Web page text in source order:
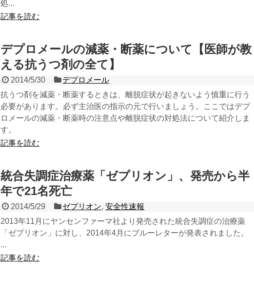
処...
記事を読む
デプロメールの減薬・断薬について【医師が教
える抗うつ剤の全て】
2014/5/30
デプロメール
抗うつ剤を減薬・断薬するときは、離脱症状が起きないよう慎重に行う
必要があります。必ず主治医の指示の元で行いましょう。ここではデプ
ロメールの減薬・断薬時の注意点や離脱症状の対処法について紹介しま
す。
記事を読む
統合失調症治療薬「ゼプリオン」、発売から半
年で21名死亡
2014/5/29 ゼプリオン,安全性速報
2013年11月にヤンセンファーマ社より発売された統合失調症の治療薬
「ゼプリオン」に対し、2014年4月にブルーレターが発表されました。
...
記事を読む